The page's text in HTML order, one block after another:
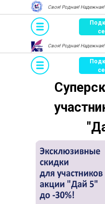
Своя! Родная! Надежная!
Своя! Родная! Надежная!